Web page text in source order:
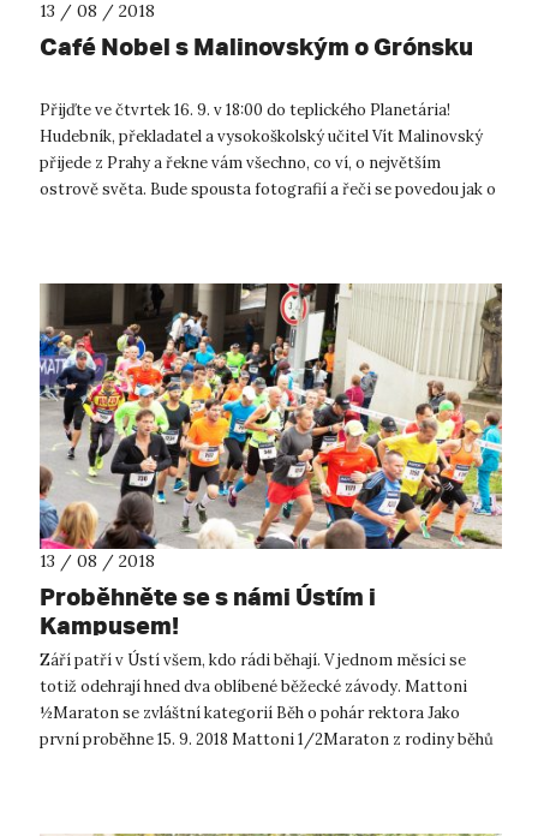
13 / 08 / 2018
Café Nobel s Malinovským o Grónsku
Přijďte ve čtvrtek 16. 9. v 18:00 do teplického Planetária!
Hudebník, překladatel a vysokoškolský učitel Vít Malinovský
přijede z Prahy a řekne vám všechno, co ví, o největším
ostrově světa. Bude spousta fotografií a řeči se povedou jak o
13 / 08 / 2018
Proběhněte se s námi Ústím i
Kampusem!
Září patří v Ústí všem, kdo rádi běhají. V jednom měsíci se
totiž odehrají hned dva oblíbené běžecké závody. Mattoni
½Maraton se zvláštní kategorií Běh o pohár rektora Jako
první proběhne 15. 9. 2018 Mattoni 1/2Maraton z rodiny běhů